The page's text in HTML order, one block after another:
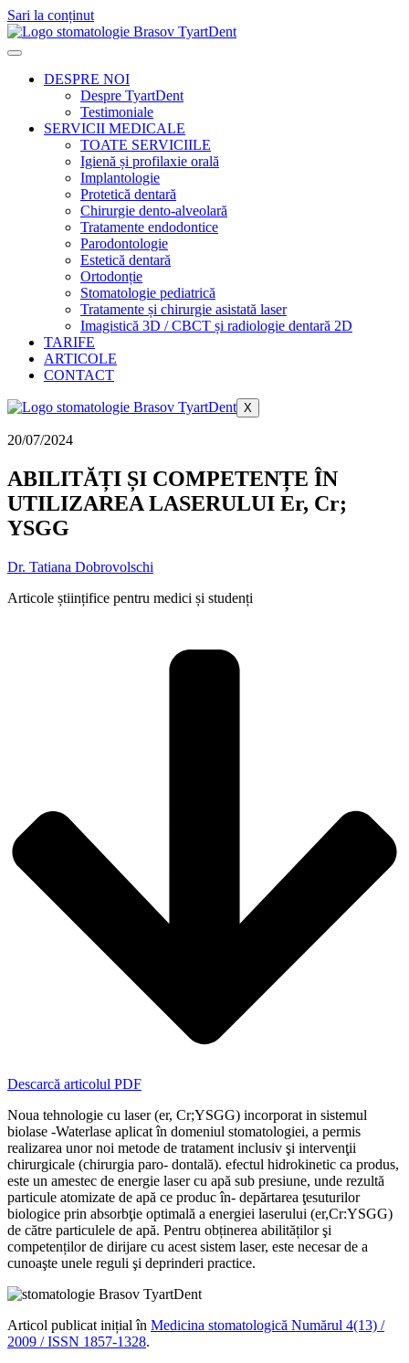
Sari la conținut
DESPRE NOI
Despre TyartDent
Testimoniale
SERVICII MEDICALE
TOATE SERVICIILE
Igienă și profilaxie orală
Implantologie
Protetică dentară​
Chirurgie dento-alveolară​
Tratamente endodontice
Parodontologie
Estetică dentară
Ortodonție
Stomatologie pediatrică
Tratamente și chirurgie asistată laser
Imagistică 3D / CBCT și radiologie dentară 2D
TARIFE
ARTICOLE
CONTACT
X
20/07/2024
ABILITĂȚI ȘI COMPETENȚE ÎN
UTILIZAREA LASERULUI Er, Cr;
YSGG
Dr. Tatiana Dobrovolschi
Articole științifice pentru medici și studenți
Descarcă articolul PDF
Noua tehnologie cu laser (er, Cr;YSGG) incorporat in sistemul
biolase ‑Waterlase aplicat în domeniul stomatologiei, a permis
realizarea unor noi metode de tratament inclusiv şi intervenţii
chirurgicale (chirurgia paro‑ dontală). efectul hidrokinetic ca produs,
este un amestec de energie laser cu apă sub presiune, unde rezultă
particule atomizate de apă ce produc în‑ depărtarea ţesuturilor
biologice prin absorbţie optimală a energiei laserului (er,Cr:YSGG)
de către particulele de apă. Pentru obținerea abilităților şi
competenților de dirijare cu acest sistem laser, este necesar de a
cunoaşte unele reguli şi deprinderi practice.
Articol publicat inițial în Medicina stomatologică Numărul 4(13) /
2009 / ISSN 1857-1328.